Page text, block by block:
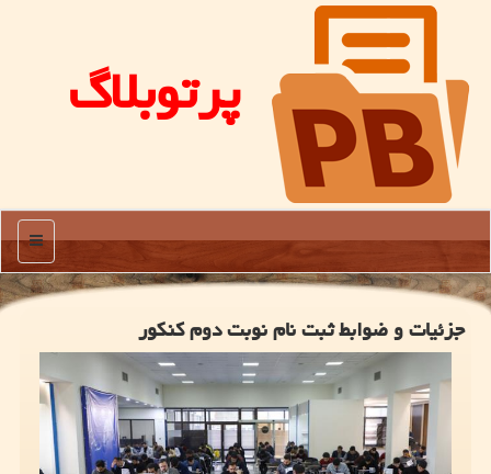
پرتوبلاگ
منو
جزئیات و ضوابط ثبت نام نوبت دوم کنکور